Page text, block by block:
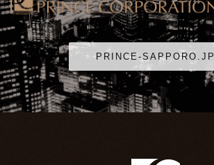
PRINCE-SAPPORO.JP